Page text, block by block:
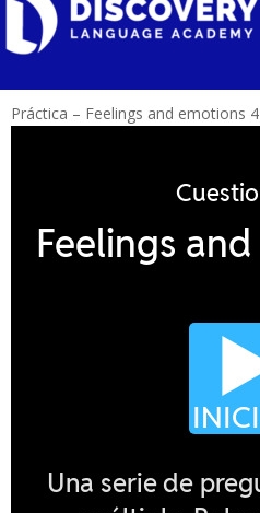
Práctica – Feelings and emotions 4